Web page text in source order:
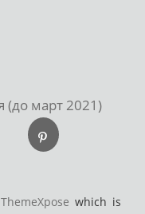
(до март 2021)
ThemeXpose which is